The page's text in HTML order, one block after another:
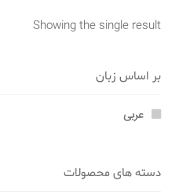
Showing the single result
بر اساس زبان
عربی
دسته های محصولات